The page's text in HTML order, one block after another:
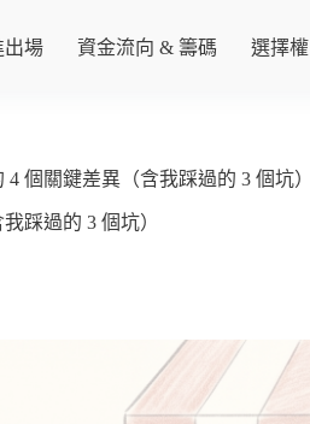
出場 資金流向 & 籌碼 選擇權
個關鍵差異（含我踩過的 3 個坑）
踩過的 3 個坑）